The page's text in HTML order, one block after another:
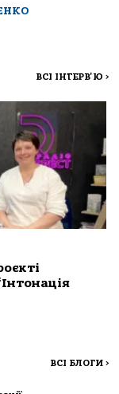
ВСІ ІНТЕРВ'Ю >
ВСІ БЛОГИ >